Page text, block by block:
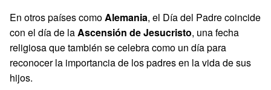
En otros países como Alemania, el Día del Padre coincide
con el día de la Ascensión de Jesucristo, una fecha
religiosa que también se celebra como un día para
reconocer la importancia de los padres en la vida de sus
hijos.